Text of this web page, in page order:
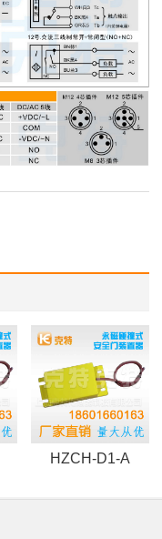
HZCH-D1-A